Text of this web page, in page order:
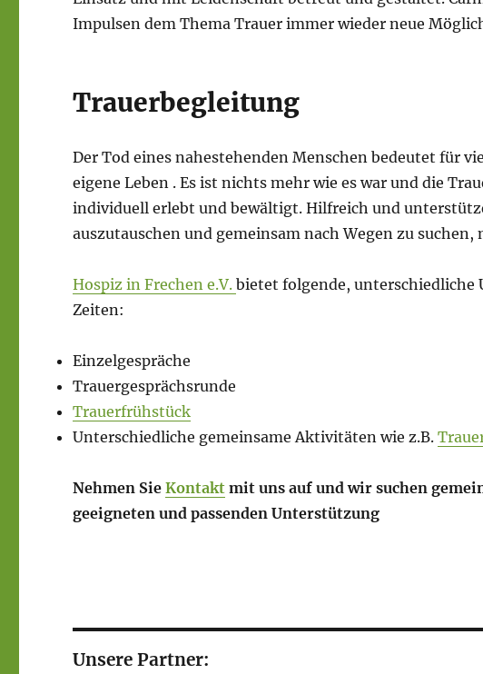
Impulsen dem Thema Trauer immer wieder neue
Trauerbegleitung
Der Tod eines nahestehenden Menschen bedeutet für
eigene Leben . Es ist nichts mehr wie es war und die
individuell erlebt und bewältigt. Hilfreich und
auszutauschen und gemeinsam nach Wegen zu
Hospiz in Frechen e.V.bietet folgende, unterschiedliche
Zeiten:
Einzelgespräche
Trauergesprächsrunde
Trauerfrühstück
Unterschiedliche gemeinsame Aktivitäten wie z.B.
Nehmen SieKontakt mit uns auf und wir suchen
geeigneten und passenden Unterstützung
Unsere Partner: